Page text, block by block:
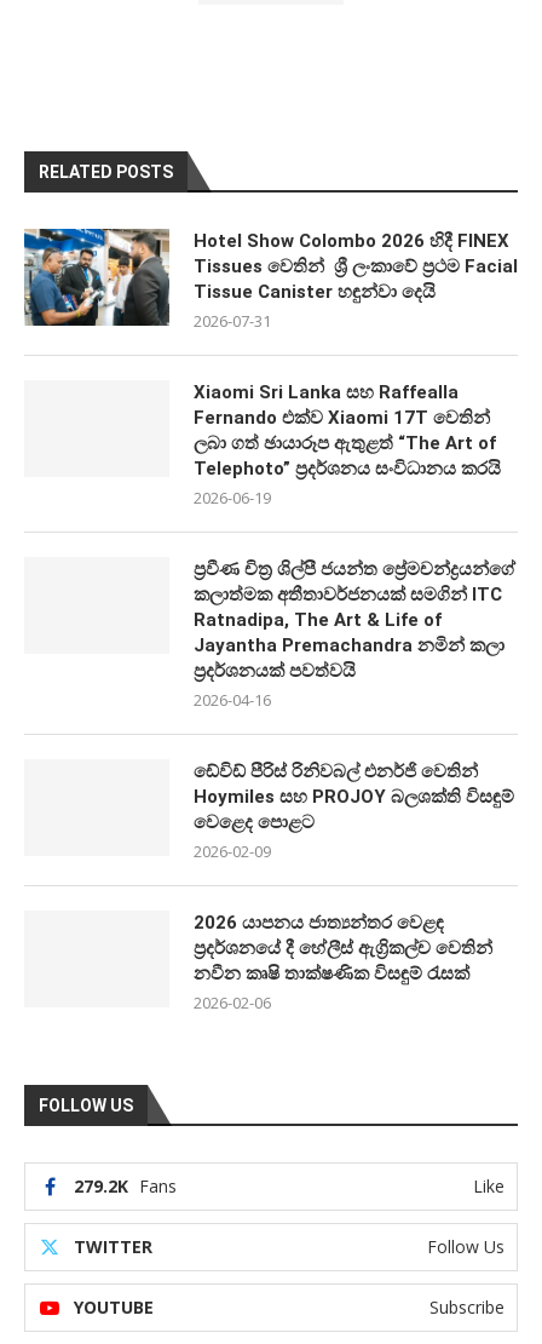
RELATED POSTS
Hotel Show Colombo 2026 හිදී FINEX
Tissues වෙතින් ශ්‍රී ලංකාවේ ප්‍රථම Facial
Tissue Canister හඳුන්වා දෙයි
2026-07-31
Xiaomi Sri Lanka සහ Raffealla
Fernando එක්ව Xiaomi 17T වෙතින්
ලබා ගත් ඡායාරූප ඇතුළත් “The Art of
Telephoto” ප්‍රදර්ශනය සංවිධානය කරයි
2026-06-19
ප්‍රවීණ චිත්‍ර ශිල්පී ජයන්ත ප්‍රේමචන්ද්‍රයන්ගේ
කලාත්මක අතීතාවර්ජනයක් සමගින් ITC
Ratnadipa, The Art & Life of
Jayantha Premachandra නමින් කලා
ප්‍රදර්ශනයක් පවත්වයි
2026-04-16
ඩේවිඩ් පීරිස් රිනිවබල් එනර්ජි වෙතින්
Hoymiles සහ PROJOY බලශක්ති විසඳුම්
වෙළෙද පොළට
2026-02-09
2026 යාපනය ජාත්‍යන්තර වෙළඳ
ප්‍රදර්ශනයේ දී හේලීස් ඇග්‍රිකල්ච වෙතින්
නවීන කෘෂි තාක්ෂණික විසඳුම් රැසක්
2026-02-06
FOLLOW US
279.2K Fans Like
TWITTER Follow Us
YOUTUBE Subscribe